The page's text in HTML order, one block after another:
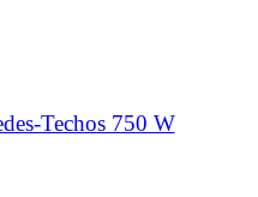
Techos 750 W